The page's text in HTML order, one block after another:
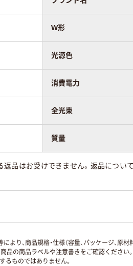
W形
光源色
消費電力
全光束
質量
品はお受けできません。返品につい
、商品規格・仕様（容量、パッケージ、原
の商品ラベルや注意書きをご確認ください
るものではありません。